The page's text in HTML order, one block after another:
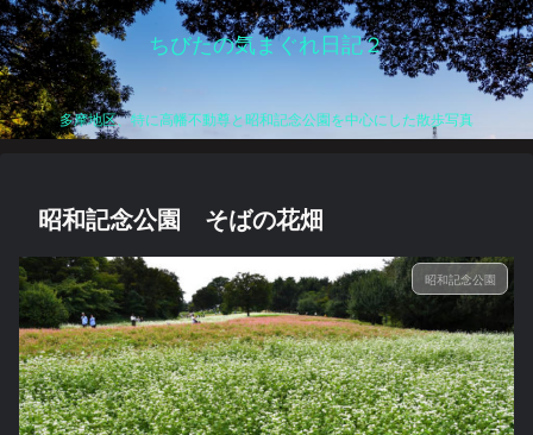
ちびたの気まぐれ日記２
多摩地区、特に高幡不動尊と昭和記念公園を中心にした散歩写真
昭和記念公園 そばの花畑
昭和記念公園